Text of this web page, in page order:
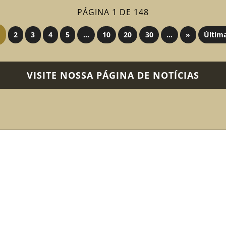
PÁGINA 1 DE 148
2 3 4 5 ... 10 20 30 ... »
VISITE NOSSA PÁGINA DE NOTÍCIAS